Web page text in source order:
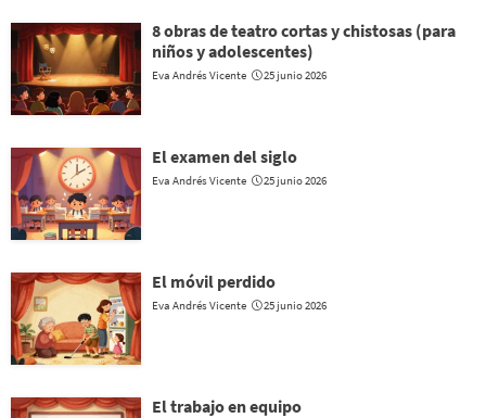
8 obras de teatro cortas y chistosas (para
niños y adolescentes)
Eva Andrés Vicente 25 junio 2026
El examen del siglo
Eva Andrés Vicente 25 junio 2026
El móvil perdido
Eva Andrés Vicente 25 junio 2026
El trabajo en equipo